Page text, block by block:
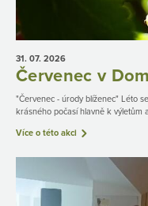
31. 07. 2026
Červenec v
"Červenec - úrody blíženec" Léto
krásného počasí hlavně k výletům
Více o této akci